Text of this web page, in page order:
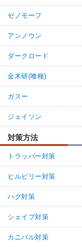
ゼノモーフ
アンノウン
ダークロード
金木研(喰種)
ガスー
ジェイソン
対策方法
トラッパー対策
ヒルビリー対策
ハグ対策
シェイプ対策
カニバル対策